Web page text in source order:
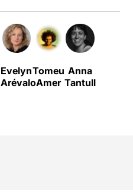
Evelyn
Arévalo
Tomeu
Amer
Anna
Tantull